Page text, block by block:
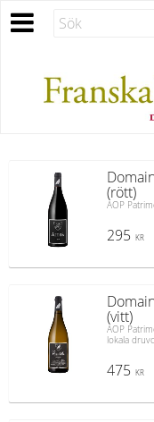
(rött)
AOP
295 KR
(vitt)
AOP
lokala
475 KR